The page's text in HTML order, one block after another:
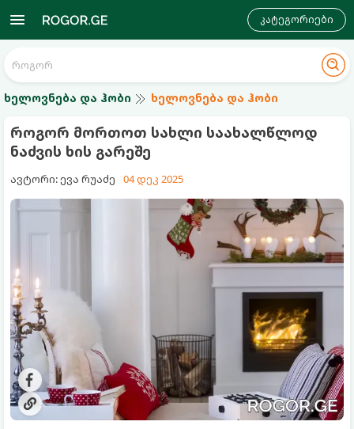
კატეგორიები
ხელოვნება და ჰობი ხელოვნება და ჰობი
როგორ მორთოთ სახლი საახალწლოდ
ნაძვის ხის გარეშე
ავტორი: ევა რუაძე 04 დეკ 2025